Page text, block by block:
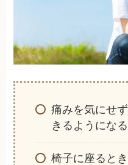
痛みを気にせ
きるようになる
椅子に座ると